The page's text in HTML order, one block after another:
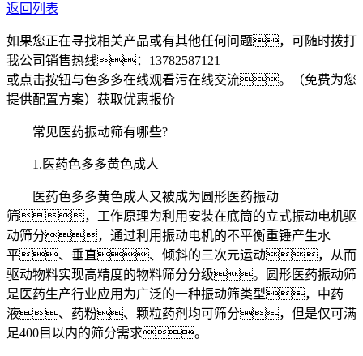
返回列表
如果您正在寻找相关产品或有其他任何问题，可随时拨打
我公司销售热线： 13782587121
或点击按钮与色多多在线观看污在线交流。（免费为您
提供配置方案） 获取优惠报价
常见医药振动筛有哪些?
1.医药色多多黄色成人
医药色多多黄色成人又被成为圆形医药振动
筛，工作原理为利用安装在底筒的立式振动电机驱
动筛分，通过利用振动电机的不平衡重锤产生水
平、垂直、倾斜的三次元运动，从而
驱动物料实现高精度的物料筛分分级。圆形医药振动筛
是医药生产行业应用为广泛的一种振动筛类型，中药
液、药粉、颗粒药剂均可筛分，但是仅可满
足400目以内的筛分需求。